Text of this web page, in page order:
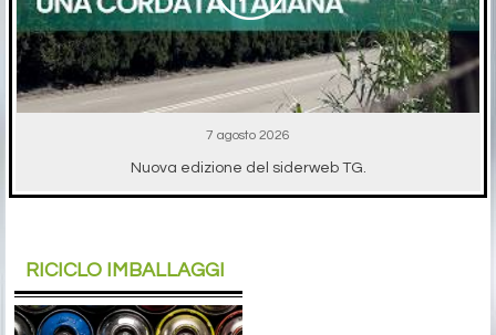
7 agosto 2026
Nuova edizione del siderweb TG.
RICICLO IMBALLAGGI